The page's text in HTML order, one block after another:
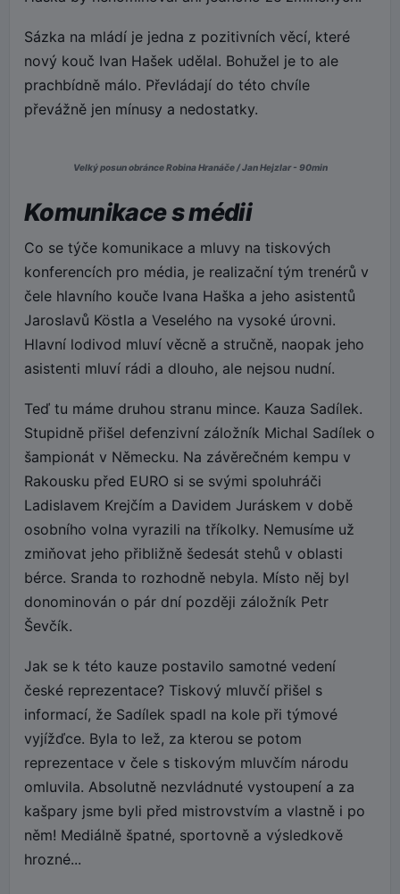
Sázka na mládí je jedna z pozitivních věcí, které
nový kouč Ivan Hašek udělal. Bohužel je to ale
prachbídně málo. Převládají do této chvíle
převážně jen mínusy a nedostatky.
Velký posun obránce Robina Hranáče / Jan Hejzlar - 90min
Komunikace s médii
Co se týče komunikace a mluvy na tiskových
konferencích pro média, je realizační tým trenérů v
čele hlavního kouče Ivana Haška a jeho asistentů
Jaroslavů Köstla a Veselého na vysoké úrovni.
Hlavní lodivod mluví věcně a stručně, naopak jeho
asistenti mluví rádi a dlouho, ale nejsou nudní.
Teď tu máme druhou stranu mince. Kauza Sadílek.
Stupidně přišel defenzivní záložník Michal Sadílek o
šampionát v Německu. Na závěrečném kempu v
Rakousku před EURO si se svými spoluhráči
Ladislavem Krejčím a Davidem Juráskem v době
osobního volna vyrazili na tříkolky. Nemusíme už
zmiňovat jeho přibližně šedesát stehů v oblasti
bérce. Sranda to rozhodně nebyla. Místo něj byl
donominován o pár dní později záložník Petr
Ševčík.
Jak se k této kauze postavilo samotné vedení
české reprezentace? Tiskový mluvčí přišel s
informací, že Sadílek spadl na kole při týmové
vyjížďce. Byla to lež, za kterou se potom
reprezentace v čele s tiskovým mluvčím národu
omluvila. Absolutně nezvládnuté vystoupení a za
kašpary jsme byli před mistrovstvím a vlastně i po
něm! Mediálně špatné, sportovně a výsledkově
hrozné...